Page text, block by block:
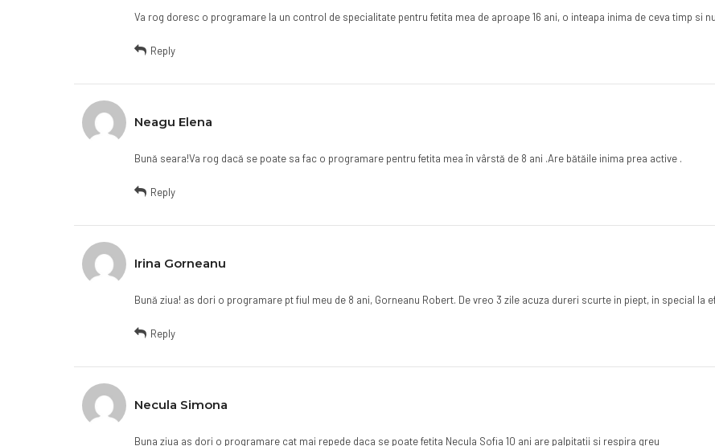
Va rog doresc o programare la un control de specialitate pentru fetita mea de aproape 16 ani, o inteapa inima de ceva timp si
Reply
Neagu Elena
Bună seara!Va rog dacă se poate sa fac o programare pentru fetita mea în vârstă de 8 ani .Are bătăile inima prea active .
Reply
Irina Gorneanu
Bună ziua! as dori o programare pt fiul meu de 8 ani, Gorneanu Robert. De vreo 3 zile acuza dureri scurte in piept, in special la
Reply
Necula Simona
Buna ziua as dori o programare cat mai repede daca se poate fetita Necula Sofia 10 ani are palpitatii si respira greu